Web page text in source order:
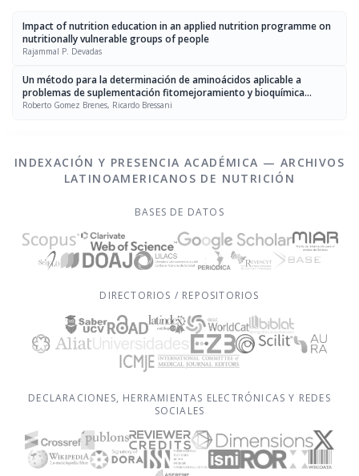
Impact of nutrition education in an applied nutrition programme on
nutritionally vulnerable groups of people
Rajammal P. Devadas
Un método para la determinación de aminoácidos aplicable a
problemas de suplementación fitomejoramiento y bioquímica
nutricional
Roberto Gomez Brenes, Ricardo Bressani
INDEXACIÓN Y PRESENCIA ACADÉMICA — ARCHIVOS
LATINOAMERICANOS DE NUTRICIÓN
BASES DE DATOS
DIRECTORIOS / REPOSITORIOS
DECLARACIONES, HERRAMIENTAS ELECTRÓNICAS Y REDES
SOCIALES